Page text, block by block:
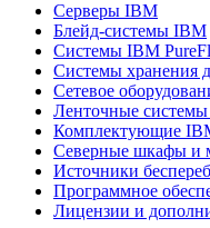
Серверы IBM
Блейд-системы IBM
Системы IBM
Системы хранения
Сетевое
Ленточные
Комплектующие
Северные шкафы и
Источники
Программное
Лицензии и